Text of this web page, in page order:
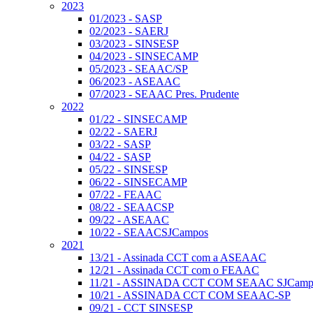
2023
01/2023 - SASP
02/2023 - SAERJ
03/2023 - SINSESP
04/2023 - SINSECAMP
05/2023 - SEAAC/SP
06/2023 - ASEAAC
07/2023 - SEAAC Pres. Prudente
2022
01/22 - SINSECAMP
02/22 - SAERJ
03/22 - SASP
04/22 - SASP
05/22 - SINSESP
06/22 - SINSECAMP
07/22 - FEAAC
08/22 - SEAACSP
09/22 - ASEAAC
10/22 - SEAACSJCampos
2021
13/21 - Assinada CCT com a ASEAAC
12/21 - Assinada CCT com o FEAAC
11/21 - ASSINADA CCT COM SEAAC
10/21 - ASSINADA CCT COM SEAAC-SP
09/21 - CCT SINSESP